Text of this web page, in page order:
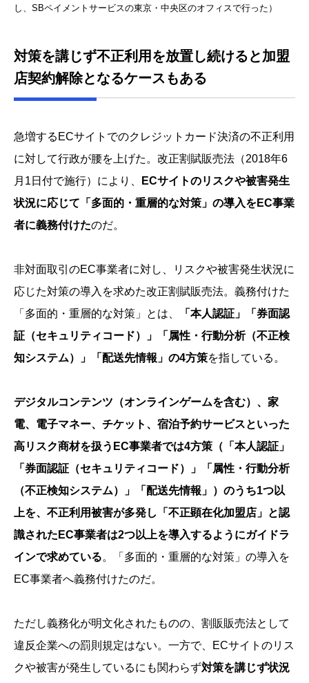
し、SBペイメントサービスの東京・中央区のオフィスで行った）
対策を講じず不正利用を放置し続けると加盟
店契約解除となるケースもある
急増するECサイトでのクレジットカード決済の不正利用
に対して行政が腰を上げた。改正割賦販売法（2018年6
月1日付で施行）により、
ECサイトのリスクや被害発生
状況に応じて「多面的・重層的な対策」の導入をEC事業
者に義務付けたのだ。
非対面取引のEC事業者に対し、リスクや被害発生状況に
応じた対策の導入を求めた改正割賦販売法。義務付けた
「多面的・重層的な対策」とは、
「本人認証」「券面認
証（セキュリティコード）」「属性・行動分析（不正検
知システム）」「配送先情報」の4方策を指している。
デジタルコンテンツ（オンラインゲームを含む）、家
電、電子マネー、チケット、宿泊予約サービスといった
高リスク商材を扱うEC事業者では4方策（「本人認証」
「券面認証（セキュリティコード）」「属性・行動分析
（不正検知システム）」「配送先情報」）のうち1つ以
上を、不正利用被害が多発し「不正顕在化加盟店」と認
識されたEC事業者は2つ以上を導入するようにガイドラ
インで求めている。「多面的・重層的な対策」の導入を
EC事業者へ義務付けたのだ。
ただし義務化が明文化されたものの、割販販売法として
違反企業への罰則規定はない。一方で、ECサイトのリス
クや被害が発生しているにも関わらず対策を講じず状況